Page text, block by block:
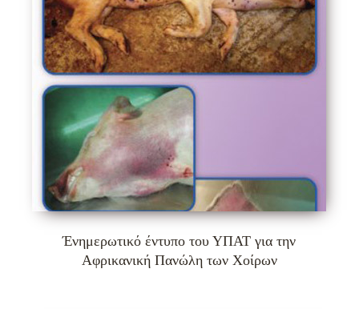
Ένημερωτικό έντυπο του ΥΠΑΤ για την
Αφρικανική Πανώλη των Χοίρων